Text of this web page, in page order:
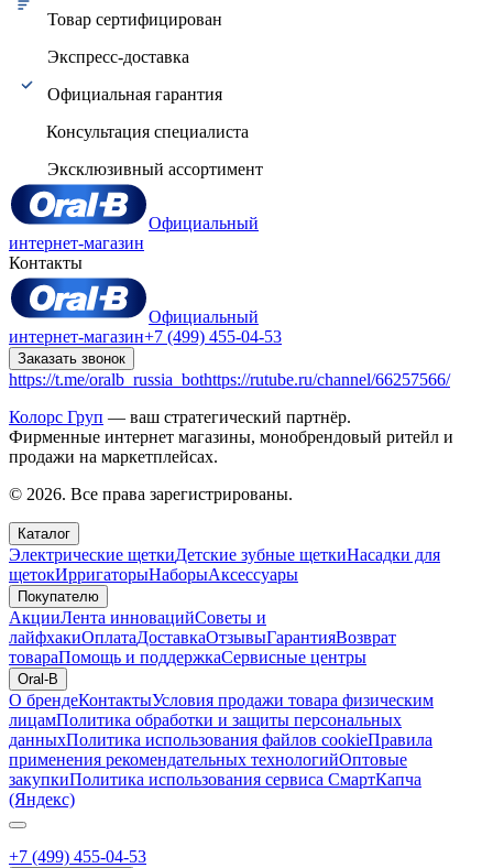
Товар сертифицирован
Экспресс-доставка
Официальная гарантия
Консультация специалиста
Эксклюзивный ассортимент
Официальный
интернет-магазин
Контакты
Официальный
интернет-магазин+7 (499) 455-04-53
Заказать звонок
https://t.me/oralb_russia_bothttps://rutube.ru/channel/66257566/
Колорс Груп — ваш стратегический партнёр.
Фирменные интернет магазины, монобрендовый ритейл и
продажи на маркетплейсах.
© 2026. Все права зарегистрированы.
Каталог
Электрические щеткиДетские зубные щеткиНасадки для
щетокИрригаторыНаборыАксессуары
Покупателю
АкцииЛента инновацийСоветы и
лайфхакиОплатаДоставкаОтзывыГарантияВозврат
товараПомощь и поддержкаСервисные центры
Oral-B
О брендеКонтактыУсловия продажи товара физическим
лицамПолитика обработки и защиты персональных
данныхПолитика использования файлов cookieПравила
применения рекомендательных технологийОптовые
закупкиПолитика использования сервиса СмартКапча
(Яндекс)
+7 (499) 455-04-53